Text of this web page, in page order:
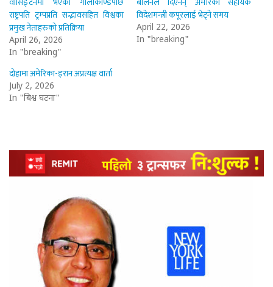
राष्ट्रपति ट्रम्पप्रति सद्भावसहित विश्वका
प्रमुख नेताहरुको प्रतिक्रिया
April 26, 2026
In "breaking"
विदेशमन्त्री कपूरलाई भेट्ने समय
April 22, 2026
In "breaking"
दोहामा अमेरिका-इरान अप्रत्यक्ष वार्ता
July 2, 2026
In "बिश्व घटना"